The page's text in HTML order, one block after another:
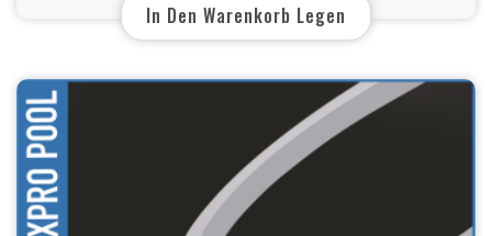
In Den Warenkorb Legen